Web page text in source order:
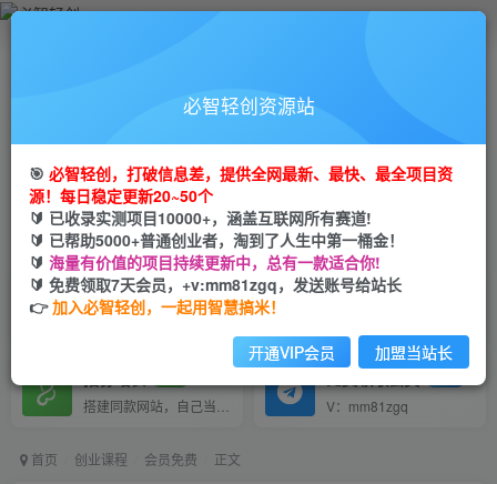
打破信息差，挖到第一桶金从必智轻创开始
轻创业+轻投资+轻松赚
全网首发 每日更新！
输入关键词搜索
VIP推广
80%
会员专属推广链接
VIP交流 群聊
V：mm81zgq
首页 创业课程 会员免费 正文
必智轻创资源站
🎯 必智轻创，打破信息差，提供全网最新、最快、最全项目资
源！每日稳定更新20~50个
🔰 已收录实测项目10000+，涵盖互联网所有赛道!
🔰 已帮助5000+普通创业者，淘到了人生中第一桶金！
🔰 海量有价值的项目持续更新中，总有一款适合你!
🔰 免费领取7天会员，+v:mm81zgq，发送账号给站长
👉加入必智轻创，一起用智慧搞米！
开通VIP会员 加盟当站长